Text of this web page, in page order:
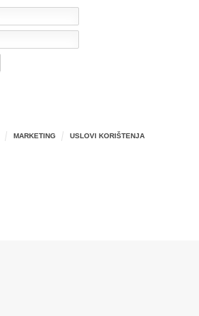
MARKETING USLOVI KORIŠTENJA